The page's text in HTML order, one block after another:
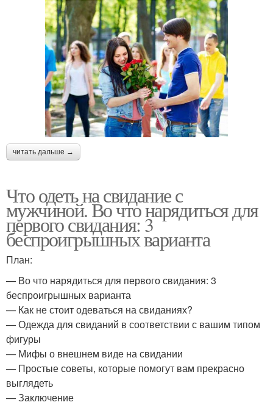
читать дальше →
Что одеть на свидание с
мужчиной. Во что нарядиться для
первого свидания: 3
беспроигрышных варианта
План:
— Во что нарядиться для первого свидания: 3
беспроигрышных варианта
— Как не стоит одеваться на свиданиях?
— Одежда для свиданий в соответствии с вашим типом
фигуры
— Мифы о внешнем виде на свидании
— Простые советы, которые помогут вам прекрасно
выглядеть
— Заключение